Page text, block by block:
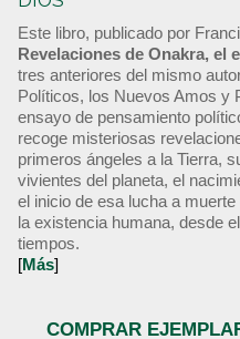
Este libro, publicado por
Revelaciones de Onakra, el
tres anteriores del mismo
Políticos, los Nuevos Amos y
ensayo de pensamiento
recoge misteriosas
primeros ángeles a la Tierra,
vivientes del planeta, el
el inicio de esa lucha a
la existencia humana, desde
tiempos.
[Más]
COMPRAR